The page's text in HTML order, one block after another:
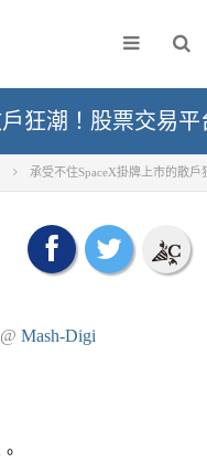
狂潮！股票交易
承受不住SpaceX掛牌上市的散
@ Mash-Digi